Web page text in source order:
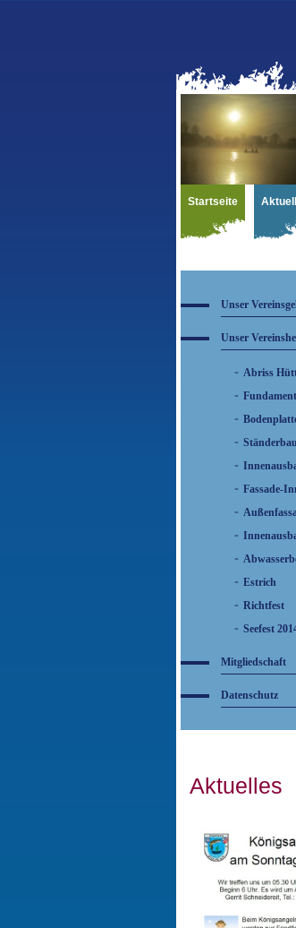
Startseite
Unser
Unser
Abriss
Fundament
Fassade-
Estrich
Richtfest
Seefest
Mitgliedschaft
Datenschutz
Aktuelles